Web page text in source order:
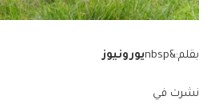
بقلم:&nbsp يورونيوز
نشرت في